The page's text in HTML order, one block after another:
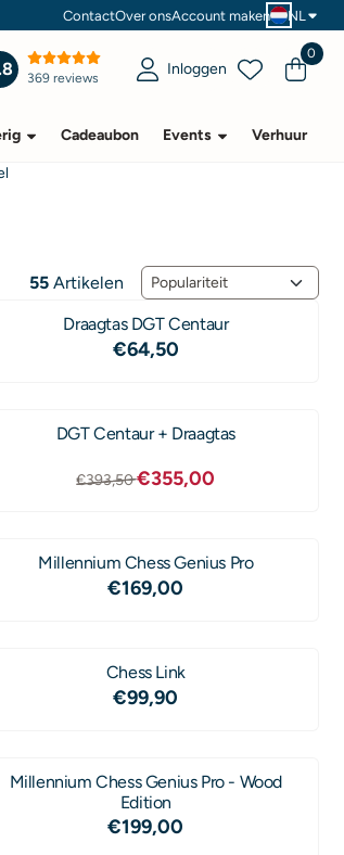
ContactOver onsAccount maken NL
369 reviews Inloggen
0
Cadeaubon Events Verhuur
55Artikelen Sorteermethode
Draagtas DGT Centaur
Prijs: 64,50
€64,50
DGT Centaur + Draagtas
Van 393,50 voor 355,00
€393,50€355,00
Millennium Chess Genius Pro
Prijs: 169,00
€169,00
Chess Link
Prijs: 99,90
€99,90
Millennium Chess Genius Pro - Wood
Edition
Prijs: 199,00
€199,00